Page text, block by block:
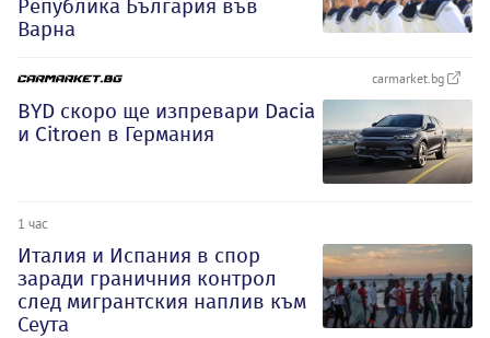
Република България във
Варна
carmarket.bg
BYD скоро ще изпревари Dacia
и Citroеn в Германия
1 час
Италия и Испания в спор
заради граничния контрол
след мигрантския наплив към
Сеута